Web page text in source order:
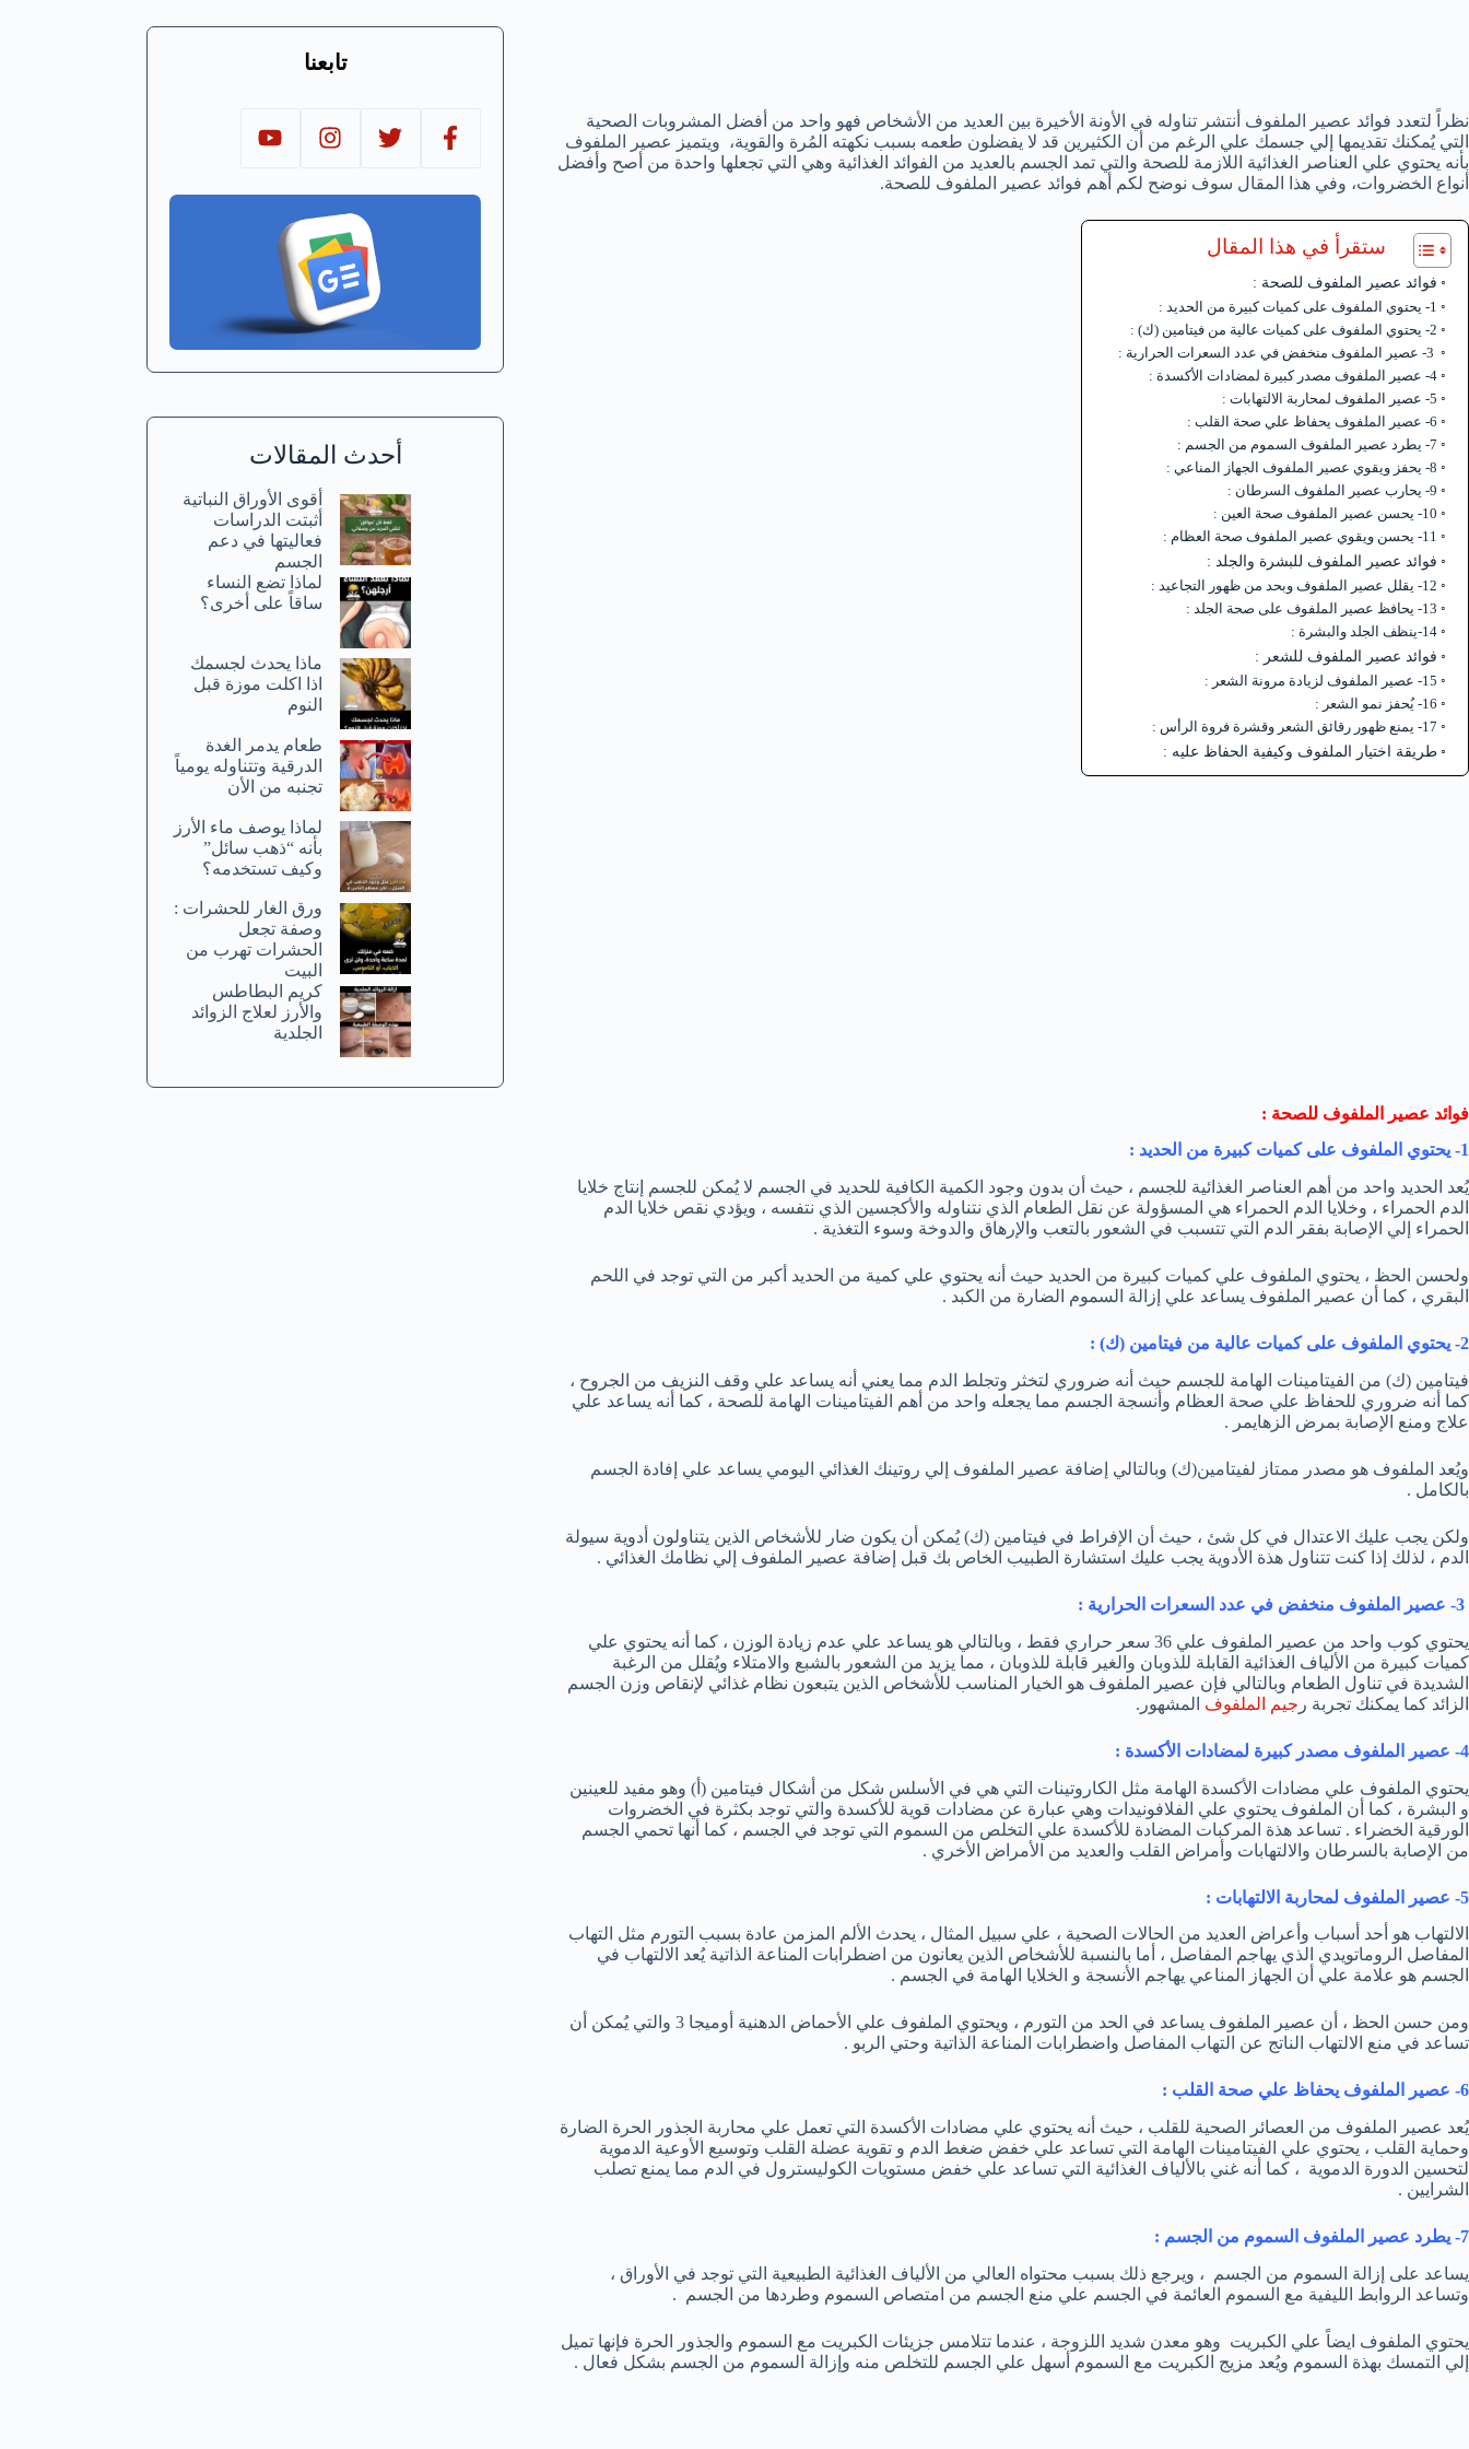
نظراً لتعدد فوائد عصير الملفوف أنتشر تناوله في الأونة الأخيرة بين العديد من الأشخاص فهو واحد من أفضل المشروبات الصحية
التي يُمكنك تقديمها إلي جسمك علي الرغم من أن الكثيرين قد لا يفضلون طعمه بسبب نكهته المُرة والقوية، ويتميز عصير الملفوف
بأنه يحتوي علي العناصر الغذائية اللازمة للصحة والتي تمد الجسم بالعديد من الفوائد الغذائية وهي التي تجعلها واحدة من أصح وأفضل
أنواع الخضروات، وفي هذا المقال سوف نوضح لكم أهم فوائد عصير الملفوف للصحة.
ستقرأ في هذا المقال
فوائد عصير الملفوف للصحة :
1- يحتوي الملفوف على كميات كبيرة من الحديد :
2- يحتوي الملفوف على كميات عالية من فيتامين (ك) :
4- عصير الملفوف مصدر كبيرة لمضادات الأكسدة :
5- عصير الملفوف لمحاربة الالتهابات :
6- عصير الملفوف يحفاظ علي صحة القلب :
7- يطرد عصير الملفوف السموم من الجسم :
8- يحفز ويقوي عصير الملفوف الجهاز المناعي :
9- يحارب عصير الملفوف السرطان :
10- يحسن عصير الملفوف صحة العين :
11- يحسن ويقوي عصير الملفوف صحة العظام :
فوائد عصير الملفوف للبشرة والجلد :
12- يقلل عصير الملفوف وبحد من ظهور التجاعيد :
13- يحافظ عصير الملفوف على صحة الجلد :
14-ينظف الجلد والبشرة :
فوائد عصير الملفوف للشعر :
15- عصير الملفوف لزيادة مرونة الشعر :
16- يُحفز نمو الشعر :
17- يمنع ظهور رقائق الشعر وقشرة فروة الرأس :
طريقة اختيار الملفوف وكيفية الحفاظ عليه :
فوائد عصير الملفوف للصحة :
1- يحتوي الملفوف على كميات كبيرة من الحديد :
يُعد الحديد واحد من أهم العناصر الغذائية للجسم ، حيث أن بدون وجود الكمية الكافية للحديد في الجسم لا يُمكن للجسم إنتاج خلايا
الدم الحمراء ، وخلايا الدم الحمراء هي المسؤولة عن نقل الطعام الذي نتناوله والأكجسين الذي نتفسه ، ويؤدي نقص خلايا الدم
الحمراء إلي الإصابة بفقر الدم التي تتسبب في الشعور بالتعب والإرهاق والدوخة وسوء التغذية .
ولحسن الحظ ، يحتوي الملفوف علي كميات كبيرة من الحديد حيث أنه يحتوي علي كمية من الحديد أكبر من التي توجد في اللحم
البقري ، كما أن عصير الملفوف يساعد علي إزالة السموم الضارة من الكبد .
2- يحتوي الملفوف على كميات عالية من فيتامين (ك) :
فيتامين (ك) من الفيتامينات الهامة للجسم حيث أنه ضروري لتخثر وتجلط الدم مما يعني أنه يساعد علي وقف النزيف من الجروح ،
كما أنه ضروري للحفاظ علي صحة العظام وأنسجة الجسم مما يجعله واحد من أهم الفيتامينات الهامة للصحة ، كما أنه يساعد علي
علاج ومنع الإصابة بمرض الزهايمر .
ويُعد الملفوف هو مصدر ممتاز لفيتامين(ك) وبالتالي إضافة عصير الملفوف إلي روتينك الغذائي اليومي يساعد علي إفادة الجسم
بالكامل .
ولكن يجب عليك الاعتدال في كل شئ ، حيث أن الإفراط في فيتامين (ك) يُمكن أن يكون ضار للأشخاص الذين يتناولون أدوية سيولة
الدم ، لذلك إذا كنت تتناول هذة الأدوية يجب عليك استشارة الطبيب الخاص بك قبل إضافة عصير الملفوف إلي نظامك الغذائي .
يحتوي كوب واحد من عصير الملفوف علي 36 سعر حراري فقط ، وبالتالي هو يساعد علي عدم زيادة الوزن ، كما أنه يحتوي علي
كميات كبيرة من الألياف الغذائية القابلة للذوبان والغير قابلة للذوبان ، مما يزيد من الشعور بالشبع والامتلاء ويُقلل من الرغبة
الشديدة في تناول الطعام وبالتالي فإن عصير الملفوف هو الخيار المناسب للأشخاص الذين يتبعون نظام غذائي لإنقاص وزن الجسم
الزائد كما يمكنك تجربة ر جيم الملفوف المشهور.
4- عصير الملفوف مصدر كبيرة لمضادات الأكسدة :
يحتوي الملفوف علي مضادات الأكسدة الهامة مثل الكاروتينات التي هي في الأسلس شكل من أشكال فيتامين (أ) وهو مفيد للعينين
و البشرة ، كما أن الملفوف يحتوي علي الفلافونيدات وهي عبارة عن مضادات قوية للأكسدة والتي توجد بكثرة في الخضروات
الورقية الخضراء . تساعد هذة المركبات المضادة للأكسدة علي التخلص من السموم التي توجد في الجسم ، كما أنها تحمي الجسم
من الإصابة بالسرطان والالتهابات وأمراض القلب والعديد من الأمراض الأخري .
5- عصير الملفوف لمحاربة الالتهابات :
الالتهاب هو أحد أسباب وأعراض العديد من الحالات الصحية ، علي سبيل المثال ، يحدث الألم المزمن عادة بسبب التورم مثل التهاب
المفاصل الروماتويدي الذي يهاجم المفاصل ، أما بالنسبة للأشخاص الذين يعانون من اضطرابات المناعة الذاتية يُعد الالتهاب في
الجسم هو علامة علي أن الجهاز المناعي يهاجم الأنسجة و الخلايا الهامة في الجسم .
ومن حسن الحظ ، أن عصير الملفوف يساعد في الحد من التورم ، ويحتوي الملفوف علي الأحماض الدهنية أوميجا 3 والتي يُمكن أن
تساعد في منع الالتهاب الناتج عن التهاب المفاصل واضطرابات المناعة الذاتية وحتي الربو .
6- عصير الملفوف يحفاظ علي صحة القلب :
يُعد عصير الملفوف من العصائر الصحية للقلب ، حيث أنه يحتوي علي مضادات الأكسدة التي تعمل علي محاربة الجذور الحرة الضارة
وحماية القلب ، يحتوي علي الفيتامينات الهامة التي تساعد علي خفض ضغط الدم و تقوية عضلة القلب وتوسيع الأوعية الدموية
لتحسين الدورة الدموية ، كما أنه غني بالألياف الغذائية التي تساعد علي خفض مستويات الكوليسترول في الدم مما يمنع تصلب
الشرايين .
7- يطرد عصير الملفوف السموم من الجسم :
يساعد على إزالة السموم من الجسم ، ويرجع ذلك بسبب محتواه العالي من الألياف الغذائية الطبيعية التي توجد في الأوراق ،
وتساعد الروابط الليفية مع السموم العائمة في الجسم علي منع الجسم من امتصاص السموم وطردها من الجسم .
يحتوي الملفوف ايضاً علي الكبريت وهو معدن شديد اللزوجة ، عندما تتلامس جزيئات الكبريت مع السموم والجذور الحرة فإنها تميل
إلي التمسك بهذة السموم ويُعد مزيج الكبريت مع السموم أسهل علي الجسم للتخلص منه وإزالة السموم من الجسم بشكل فعال .
تابعنا
أحدث المقالات
أقوى الأوراق النباتية
أثبتت الدراسات
فعاليتها في دعم
الجسم
لماذا تضع النساء
ساقاً على أخرى؟
ماذا يحدث لجسمك
اذا اكلت موزة قبل
النوم
طعام يدمر الغدة
الدرقية وتتناوله يومياً
تجنبه من الأن
لماذا يوصف ماء الأرز
بأنه “ذهب سائل”
وكيف تستخدمه؟
ورق الغار للحشرات :
وصفة تجعل
الحشرات تهرب من
البيت
كريم البطاطس
والأرز لعلاج الزوائد
الجلدية